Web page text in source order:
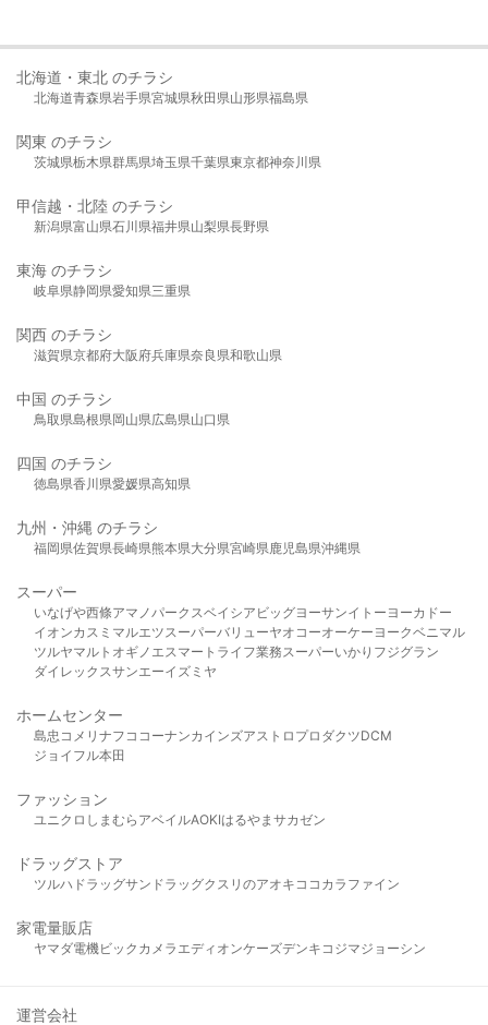
北海道・東北 のチラシ
北海道青森県岩手県宮城県秋田県山形県福島県
関東 のチラシ
茨城県栃木県群馬県埼玉県千葉県東京都神奈川県
甲信越・北陸 のチラシ
新潟県富山県石川県福井県山梨県長野県
東海 のチラシ
岐阜県静岡県愛知県三重県
関西 のチラシ
滋賀県京都府大阪府兵庫県奈良県和歌山県
中国 のチラシ
鳥取県島根県岡山県広島県山口県
四国 のチラシ
徳島県香川県愛媛県高知県
九州・沖縄 のチラシ
福岡県佐賀県長崎県熊本県大分県宮崎県鹿児島県沖縄県
スーパー
いなげや西條アマノパークスベイシア ビッグヨーサンイトーヨーカドー
イオンカスミ マルエツスーパーバリューヤオコーオーケー ヨークベニマル
ツルヤマルト オギノ エスマート ライフ業務スーパーいかり フジグラン
ダイレックスサンエーイズミヤ
ホームセンター
島忠 コメリ ナフコ コーナンカインズアストロプロダクツDCM
ジョイフル本田
ファッション
ユニクロ しまむら アベイルAOKIはるやま サカゼン
ドラッグストア
ツルハドラッグサンドラッグクスリのアオキ ココカラファイン
家電量販店
ヤマダ電機ビックカメラ エディオンケーズデンキ コジマジョーシン
運営会社